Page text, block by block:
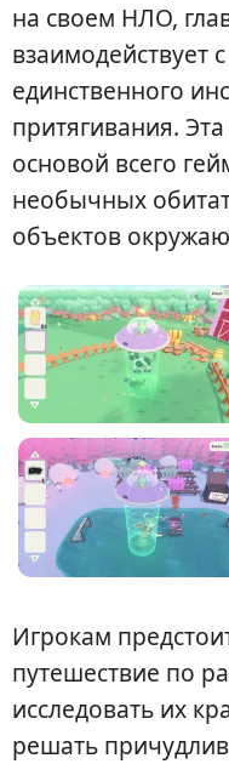
на своем НЛО,
единственного
притягивания.
основой всего
необычных
объектов
Игрокам
путешествие по
исследовать их
решать